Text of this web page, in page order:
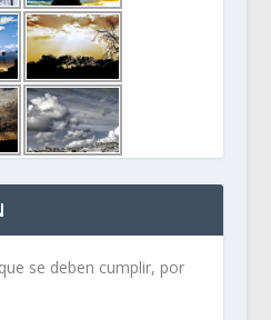
se deben cumplir, por